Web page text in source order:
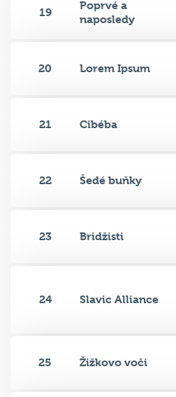
19
Poprvé a
naposledy
20 Lorem Ipsum
21 Cibéba
22 Šedé buňky
23 Bridžisti
24 Slavic Alliance
25 Žižkovo voči